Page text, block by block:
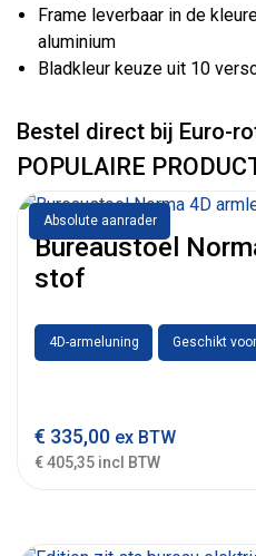
Frame leverbaar in de
aluminium
Bladkleur keuze uit 10
Bestel direct bij Euro-
POPULAIRE
Absolute aanrader
Bureaustoel
stof
4D-armeluning Geschikt
€ 335,00 ex BTW
€ 405,35 incl BTW